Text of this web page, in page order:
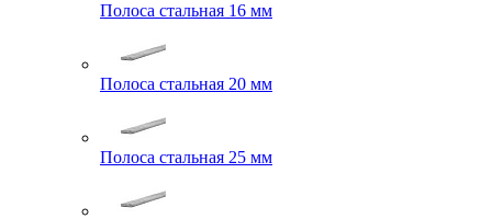
Полоса стальная 16 мм
Полоса стальная 20 мм
Полоса стальная 25 мм